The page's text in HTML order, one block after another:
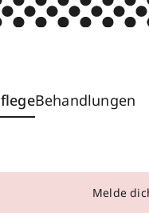
Behandlungen
Melde